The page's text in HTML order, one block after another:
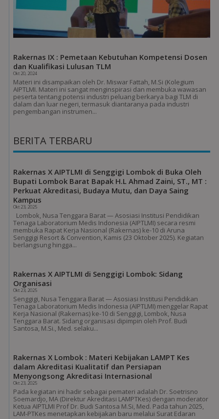
Rakernas IX : Pemetaan Kebutuhan Kompetensi Dosen
dan Kualifikasi Lulusan TLM
Okt 20, 2024
Materi ini disampaikan oleh Dr. Miswar Fattah, M.Si (Kolegium
AIPTLMI. Materi ini sangat menginspirasi dan membuka wawasan
peserta tentang potensi industri peluang berkarya bagi TLM di
dalam dan luar negeri, termasuk diantaranya pada industri
pengembangan instrumen...
BERITA TERBARU
Rakernas X AIPTLMI di Senggigi Lombok di Buka Oleh
Bupati Lombok Barat Bapak H.L Ahmad Zaini, ST., MT :
Perkuat Akreditasi, Budaya Mutu, dan Daya Saing
Kampus
Okt 23, 2025
Lombok, Nusa Tenggara Barat — Asosiasi Institusi Pendidikan
Tenaga Laboratorium Medis Indonesia (AIPTLMI) secara resmi
membuka Rapat Kerja Nasional (Rakernas) ke-10 di Aruna
Senggigi Resort & Convention, Kamis (23 Oktober 2025). Kegiatan
berlangsung hingga...
Rakernas X AIPTLMI di Senggigi Lombok: Sidang
Organisasi
Okt 23, 2025
Senggigi, Nusa Tenggara Barat — Asosiasi Institusi Pendidikan
Tenaga Laboratorium Medis Indonesia (AIPTLMI) menggelar Rapat
Kerja Nasional (Rakernas) ke-10 di Senggigi, Lombok, Nusa
Tenggara Barat. Sidang organisasi dipimpin oleh Prof. Budi
Santosa, M.Si., Med. selaku...
Rakernas X Lombok : Materi Kebijakan LAMPT Kes
dalam Akreditasi Kualitatif dan Persiapan
Menyongsong Akreditasi Internasional
Okt 23, 2025
Pada kegiatan ini hadir sebagai pemateri adalah Dr. Soetrisno
Soemardjo, MA (Direktur Akreditasi LAMPTKes) dengan moderator
Ketua AIPTLMI Prof Dr. Budi Santosa M.Si, Med. Pada tahun 2025,
LAM-PTKes menetapkan kebijakan baru melalui Surat Edaran